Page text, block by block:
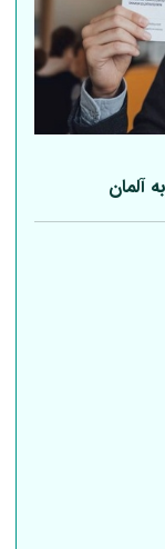
آلمان